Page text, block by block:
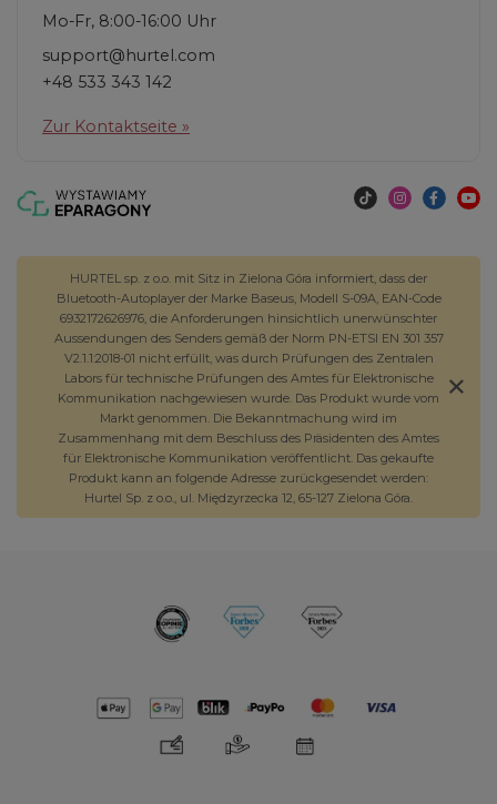
Mo-Fr, 8:00-16:00 Uhr
support@hurtel.com
+48 533 343 142
Zur Kontaktseite »
HURTEL sp. z o.o. mit Sitz in Zielona Góra informiert, dass der
Bluetooth-Autoplayer der Marke Baseus, Modell S-09A, EAN-Code
6932172626976, die Anforderungen hinsichtlich unerwünschter
Aussendungen des Senders gemäß der Norm PN-ETSI EN 301 357
V2.1.1:2018-01 nicht erfüllt, was durch Prüfungen des Zentralen
Labors für technische Prüfungen des Amtes für Elektronische
Kommunikation nachgewiesen wurde. Das Produkt wurde vom
Markt genommen. Die Bekanntmachung wird im
Zusammenhang mit dem Beschluss des Präsidenten des Amtes
für Elektronische Kommunikation veröffentlicht. Das gekaufte
Produkt kann an folgende Adresse zurückgesendet werden:
Hurtel Sp. z o.o., ul. Międzyrzecka 12, 65-127 Zielona Góra.